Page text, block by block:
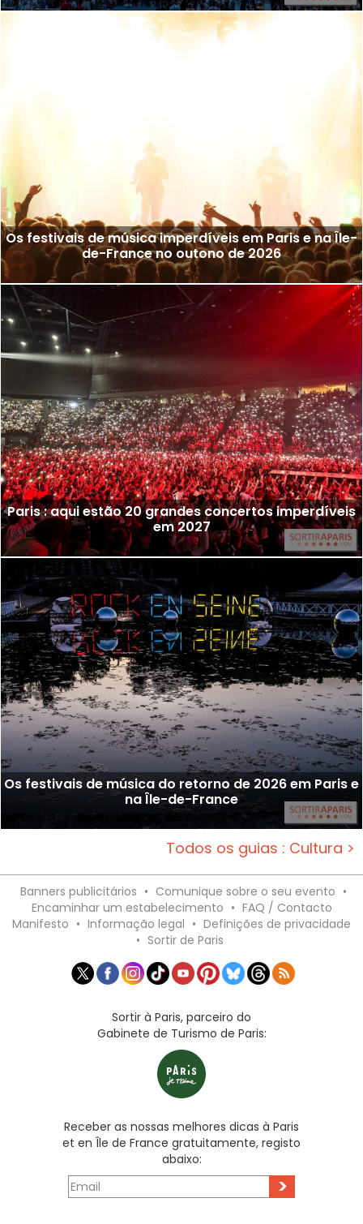
Os festivais de música imperdíveis em Paris e na Île-
de-France no outono de 2026
Paris : aqui estão 20 grandes concertos imperdíveis
em 2027
Os festivais de música do retorno de 2026 em Paris e
na Île-de-France
Todos os guias : Cultura >
Banners publicitários • Comunique sobre o seu evento •
Encaminhar um estabelecimento • FAQ / Contacto
Manifesto • Informação legal • Definições de privacidade
• Sortir de Paris
Sortir à Paris, parceiro do
Gabinete de Turismo de Paris:
Receber as nossas melhores dicas à Paris
et en Île de France gratuitamente, registo
abaixo:
>